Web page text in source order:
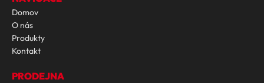
Domov
O nás
Produkty
Kontakt
PRODEJNA